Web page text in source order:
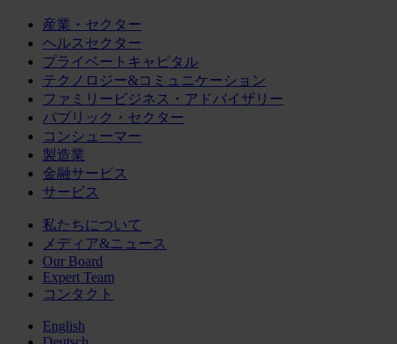
産業・セクター
ヘルスセクター
プライベートキャピタル
テクノロジー&コミュニケーション
ファミリービジネス・アドバイザリー
パブリック・セクター
コンシューマー
製造業
金融サービス
サービス
私たちについて
メディア&ニュース
Our Board
Expert Team
コンタクト
English